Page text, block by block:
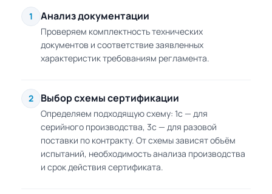
1 Анализ документации
Проверяем комплектность технических
документов и соответствие заявленных
характеристик требованиям регламента.
2 Выбор схемы сертификации
Определяем подходящую схему: 1с — для
серийного производства, 3с — для разовой
поставки по контракту. От схемы зависят объём
испытаний, необходимость анализа производства
и срок действия сертификата.